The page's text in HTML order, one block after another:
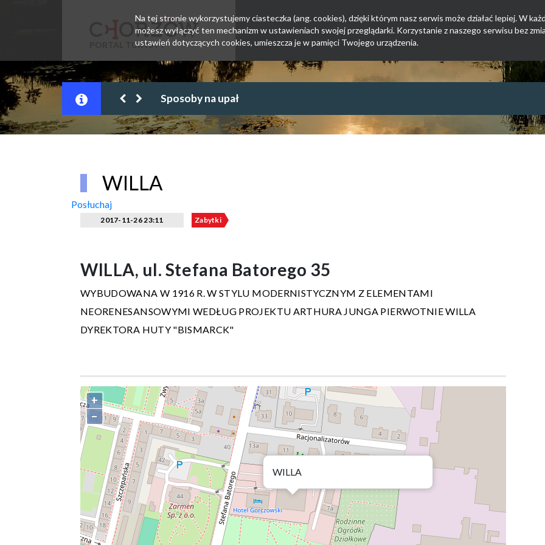
PORTAL TURYSTY
upał
WILLA
Posłuchaj
2017-11-26 23:11 Zabytki
WILLA, ul. Stefana Batorego 35
WYBUDOWANA W 1916 R. W STYLU MODERNISTYCZNYM Z ELEMENTAMI
NEORENESANSOWYMI WEDŁUG PROJEKTU ARTHURA JUNGA PIERWOTNIE WILLA
DYREKTORA HUTY "BISMARCK"
WILLA
+
−
Na tej stronie wykorzystujemy ciasteczka (ang. cookies), dzięki którym nasz serwis może działać lepiej. W
możesz wyłączyć ten mechanizm w ustawieniach swojej przeglądarki. Korzystanie z naszego serwisu bez
ustawień dotyczących cookies, umieszcza je w pamięci Twojego urządzenia.